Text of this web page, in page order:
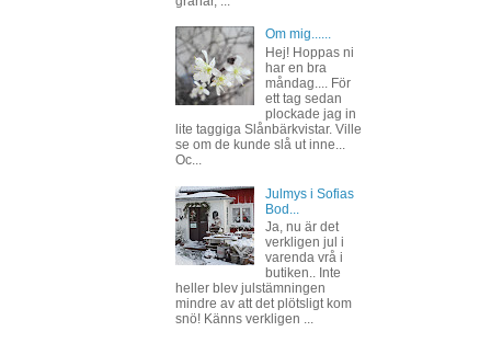
Om mig......
Hej! Hoppas ni
har en bra
måndag.... För
ett tag sedan
plockade jag in
lite taggiga Slånbärkvistar. Ville
se om de kunde slå ut inne...
Oc...
Julmys i Sofias
Bod...
Ja, nu är det
verkligen jul i
varenda vrå i
butiken.. Inte
heller blev julstämningen
mindre av att det plötsligt kom
snö! Känns verkligen ...